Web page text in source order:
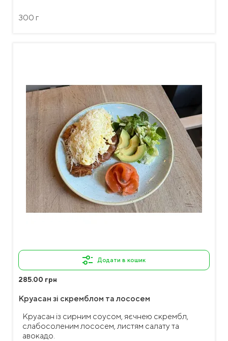
300 г
Додати в кошик
285.00 грн
Круасан зі скремблом та лососем
Круасан із сирним соусом, яєчнею скрембл,
слабосоленим лососем, листям салату та
авокадо.